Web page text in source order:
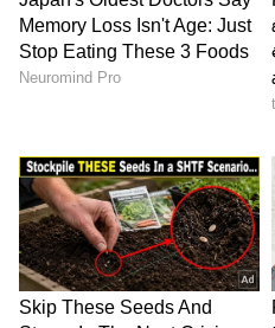
రావు కి జగదేక వీరుడు
వచ్చింది ఈ అవకాశాన్ని
జగదేక వీరుడు అతిలోక
దృశ్యకావ్యంలా మలిచారు.
సినిమాలో నుంచి చిరంజీవి
చిరంజీవి.. రాఘవేంద్ర రావు కి
నిలబెట్టారు. ఈ విషయాన్ని
సందర్భాల్లో రివీల్ చేశారు.